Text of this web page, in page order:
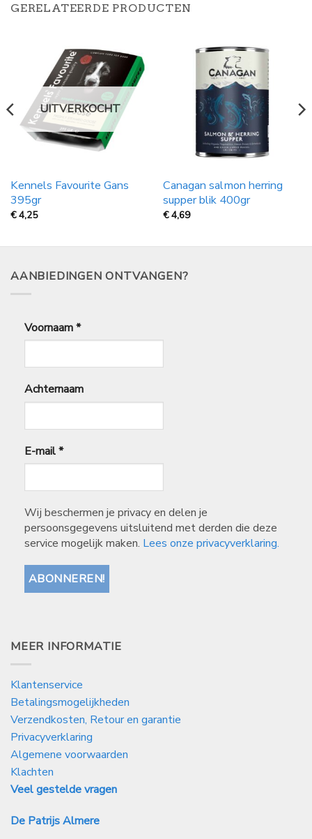
GERELATEERDE PRODUCTEN
UITVERKOCHT
Kennels Favourite Gans
395gr
€4,25
Canagan salmon herring
supper blik 400gr
€4,69
AANBIEDINGEN ONTVANGEN?
Voornaam*
Achternaam
E-mail*
Wij beschermen je privacy en delen je
persoonsgegevens uitsluitend met derden die deze
service mogelijk maken. Lees onze privacyverklaring.
MEER INFORMATIE
Klantenservice
Betalingsmogelijkheden
Verzendkosten, Retour en garantie
Privacyverklaring
Algemene voorwaarden
Klachten
Veel gestelde vragen
De Patrijs Almere